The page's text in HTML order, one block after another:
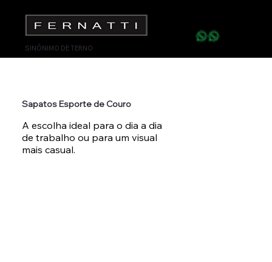
SINÔNIMO DE TERNO
Sapatos Esporte de Couro
A escolha ideal para o dia a dia
de trabalho ou para um visual
mais casual.